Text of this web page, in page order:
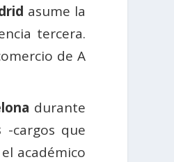
asume la
tercera.
de A
durante
-cargos que
académico